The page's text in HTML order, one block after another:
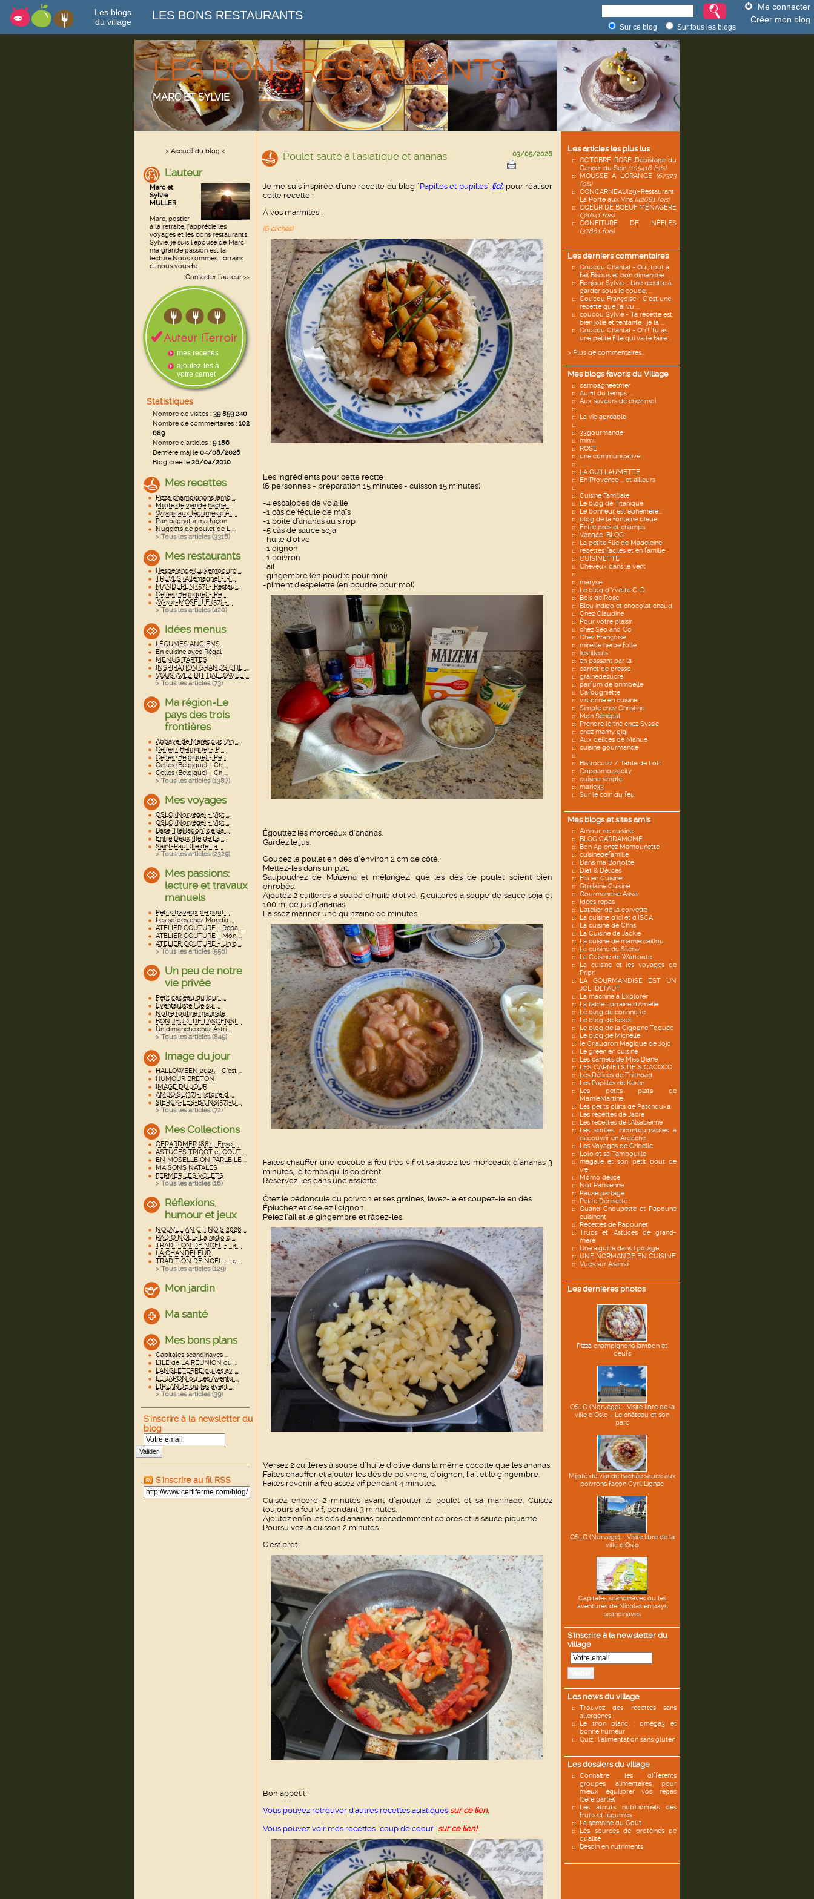
Les blogs
du village
LES BONS RESTAURANTS
Me connecter
Créer mon blog
Sur ce blog Sur tous les blogs
LES BONS RESTAURANTS
MARC ET SYLVIE
Les articles les plus lus
OCTOBRE ROSE-Dépistage du
Cancer du Sein (105416 fois)
MOUSSE À L'ORANGE (67323
fois)
CONCARNEAU(29)-Restaurant
La Porte aux Vins (42681 fois)
COEUR DE BOEUF MÉNAGÈRE
(38641 fois)
CONFITURE DE NÈFLES
(37881 fois)
Les derniers commentaires
Coucou Chantal - Oui, tout à
fait.Bisous et bon dimanche. ...
Bonjour Sylvie - Une recette à
garder sous le coude; ...
Coucou Françoise - C’est une
recette que j’ai vu ...
coucou Sylvie - Ta recette est
bien jolie et tentante ! je la ...
Coucou Chantal - Oh ! Tu as
une petite fille qui va te faire ...
> Plus de commentaires...
Mes blogs favoris du Village
campagneetmer
Au fil du temps ....
Aux saveurs de chez moi
La vie agreable
33gourmande
mimi
ROSE
une communicative
........
LA GUILLAUMETTE
En Provence ... et ailleurs
Cuisine Familiale
Le blog de Titanique
Le bonheur est éphémère...
blog de la fontaine bleue
Entre prés et champs
Vendée "BLOG"
La petite fille de Madeleine
recettes faciles et en famille
CUISINETTE
Cheveux dans le vent
maryse
Le blog d'Yvette C-D.
Bois de Rose
Bleu indigo et chocolat chaud
Chez Claudine
Pour votre plaisir
chez Séo and Co
Chez Françoise
mireille herbe folle
lestilleuls
en passant par la
carnet de bresse
grainedesucre
parfum de brimbelle
Cafougniette
victorine en cuisine
Simple chez Christine
Mon Sénégal
Prendre le thé chez Syssie
chez mamy gigi
Aux délices de Manue
cuisine gourmande
Bistrocuizz / Table de Lott
Coppamozzacity
cuisine simple
marie33
Sur le coin du feu
Mes blogs et sites amis
Amour de cuisine
BLOG CARDAMOME
Bon Ap chez Mamounette
cuisinedefamille
Dans ma Bonjotte
Diet & Délices
Flo en Cuisine
Ghislaine Cuisine
Gourmandise Assia
Idées repas
L'atelier de la corvette
La cuisine d'ici et d'ISCA
La cuisine de Chris
La Cuisine de Jackie
La cuisine de mamie caillou
La cuisine de Silena
La Cuisine de Wattoote
La cuisine et les voyages de
Pripri
LA GOURMANDISE EST UN
JOLI DEFAUT
La machine à Explorer
La table Lorraine d'Amélie
Le blog de corinnette
Le blog de kekeli
Le blog de la Cigogne Toquée
Le blog de Michelle
le Chaudron Magique de Jojo
Le green en cuisine
Les carnets de Miss Diane
LES CARNETS DE SICACOCO
Les Délices de Thithoad
Les Papilles de Karen
Les petits plats de
MamieMartine
Les petits plats de Patchouka
Les recettes de Jacre
Les recettes de l'Alsacienne
Les sorties incontournables à
découvrir en Ardèche...
Les Voyages de Gridelle
Lolo et sa Tambouille
magalie et son petit bout de
vie
Momo délice
Not Parisienne
Pause partage
Petite Denisette
Quand Choupette et Papoune
cuisinent
Recettes de Papounet
Trucs et Astuces de grand-
mère
Une aiguille dans l'potage
UNE NORMANDE EN CUISINE
Vues sur Asama
Les dernières photos
Pizza champignons jambon et
oeufs
OSLO (Norvège) - Visite libre de la
ville d'Oslo - Le château et son
parc
Mijoté de viande hachée sauce aux
poivrons façon Cyril Lignac
OSLO (Norvège) - Visite libre de la
ville d'Oslo
Capitales scandinaves ou les
aventures de Nicolas en pays
scandinaves
S'inscrire à la newsletter du
village
Les news du village
Trouvez des recettes sans
allergènes !
Le thon blanc : oméga3 et
bonne humeur
Quiz : l'alimentation sans gluten
Les dossiers du village
Connaître les différents
groupes alimentaires pour
mieux équilibrer vos repas
(1ère partie)
Les atouts nutritionnels des
fruits et légumes
La semaine du Goût
Les sources de protéines de
qualité
Besoin en nutriments
> Accueil du blog <
L'auteur
Marc et
Sylvie
MULLER
Marc, postier
à la retraite, j'apprécie les
voyages et les bons restaurants.
Sylvie, je suis l'épouse de Marc
ma grande passion est la
lecture.Nous sommes Lorrains
et nous vous fe...
Contacter l'auteur >>
mes recettes
ajoutez-les à
votre carnet
Statistiques
Nombre de visites : 39 859 240
Nombre de commentaires : 102
689
Nombre d'articles : 9 186
Dernière màj le04/08/2026
Blog créé le26/04/2010
Mes recettes
Pizza champignons jamb ...
Mijoté de viande haché ...
Wraps aux légumes d'ét ...
Pan bagnat à ma façon
Nuggets de poulet de L ...
> Tous les articles (3316)
Mes restaurants
Hesperange (Luxembourg ...
TRÈVES (Allemagne) - R ...
MANDEREN (57) - Restau ...
Celles (Belgique) - Re ...
AY-sur-MOSELLE (57) - ...
> Tous les articles (420)
Idées menus
LÉGUMES ANCIENS
En cuisine avec Régal
MENUS TARTES
INSPIRATION GRANDS CHE ...
VOUS AVEZ DIT HALLOWEE ...
> Tous les articles (73)
Ma région-Le
pays des trois
frontières
Abbaye de Maredous (An ...
Celles ( Belgique) - P ...
Celles (Belgique) - Pe ...
Celles (Belgique) - Ch ...
Celles (Belgique) - Ch ...
> Tous les articles (1387)
Mes voyages
OSLO (Norvège) - Visit ...
OSLO (Norvège) - Visit ...
Base "Helilagon" de Sa ...
Entre Deux (Île de La ...
Saint-Paul (Île de La ...
> Tous les articles (2329)
Mes passions:
lecture et travaux
manuels
Petits travaux de cout ...
Les soldes chez Mondia ...
ATELIER COUTURE - Repa ...
ATELIER COUTURE - Mon ...
ATELIER COUTURE - Un b ...
> Tous les articles (556)
Un peu de notre
vie privée
Petit cadeau du jour.. ...
Éventailliste ! Je sui ...
Notre routine matinale
BON JEUDI DE L'ASCENSI ...
Un dimanche chez Astri ...
> Tous les articles (849)
Image du jour
HALLOWEEN 2025 - C'est ...
HUMOUR BRETON
IMAGE DU JOUR
AMBOISE(37)-Histoire d ...
SIERCK-LES-BAINS(57)-U ...
> Tous les articles (72)
Mes Collections
GERARDMER (88) - Ensei ...
ASTUCES TRICOT et COUT ...
EN MOSELLE ON PARLE LE ...
MAISONS NATALES
FERMER LES VOLETS
> Tous les articles (16)
Réflexions,
humour et jeux
NOUVEL AN CHINOIS 2026 ...
RADIO NOËL- La radio d ...
TRADITION DE NOËL - La ...
LA CHANDELEUR
TRADITION DE NOËL - Le ...
> Tous les articles (129)
Mon jardin
Ma santé
Mes bons plans
Capitales scandinaves ...
L'ÎLE de LA RÉUNION ou ...
L'ANGLETERRE ou les av ...
LE JAPON où Les Aventu ...
L'IRLANDE ou les avent ...
> Tous les articles (39)
S'inscrire à la newsletter du
blog
Valider
S'inscrire au fil RSS
Poulet sauté à l'asiatique et ananas 03/05/2026
Je me suis inspirée d'une recette du blog "Papilles et pupilles" (ici) pour réaliser
cette recette !
À vos marmites !
(6 clichés)
Les ingrédients pour cette rectte :
(6 personnes - préparation 15 minutes - cuisson 15 minutes)
-4 escalopes de volaille
-1 càs de fécule de maïs
-1 boîte d'ananas au sirop
-5 càs de sauce soja
-huile d'olive
-1 oignon
-1 poivron
-ail
-gingembre (en poudre pour moi)
-piment d'espelette (en poudre pour moi)
Égouttez les morceaux d’ananas.
Gardez le jus.
Coupez le poulet en dés d’environ 2 cm de côté.
Mettez-les dans un plat.
Saupoudrez de Maïzena et mélangez, que les dés de poulet soient bien
enrobés.
Ajoutez 2 cuillères à soupe d’huile d'olive, 5 cuillères à soupe de sauce soja et
100 ml de jus d’ananas.
Laissez mariner une quinzaine de minutes.
Faites chauffer une cocotte à feu très vif et saisissez les morceaux d’ananas 3
minutes, le temps qu’ils colorent.
Réservez-les dans une assiette.
Ôtez le pédoncule du poivron et ses graines, lavez-le et coupez-le en dés.
Épluchez et ciselez l’oignon.
Pelez l’ail et le gingembre et râpez-les.
Versez 2 cuillères à soupe d’huile d’olive dans la même cocotte que les ananas.
Faites chauffer et ajouter les dés de poivrons, d’oignon, l’ail et le gingembre.
Faites revenir à feu assez vif pendant 4 minutes.
Cuisez encore 2 minutes avant d’ajouter le poulet et sa marinade. Cuisez
toujours à feu vif, pendant 3 minutes.
Ajoutez enfin les dés d’ananas précédemment colorés et la sauce piquante.
Poursuivez la cuisson 2 minutes.
C'est prêt !
Bon appétit !
Vous pouvez retrouver d'autres recettes asiatiques sur ce lien.
Vous pouvez voir mes recettes "coup de coeur" sur ce lien!